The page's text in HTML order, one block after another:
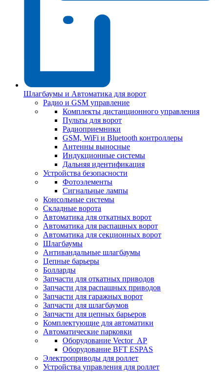
Шлагбаумы и Автоматика для ворот
Радио и GSM управление
Комплекты дистанционного управления
Пульты для ворот
Радиоприемники
GSM, WiFi и Bluetooth контроллеры
Антенны выносные
Индукционные системы
Дальняя идентификация
Устройства безопасности
Фотоэлементы
Сигнальные лампы
Консольные системы
Складные ворота
Автоматика для откатных ворот
Автоматика для распашных ворот
Автоматика для секционных ворот
Шлагбаумы
Антивандальные шлагбаумы
Цепные барьеры
Болларды
Запчасти для откатных приводов
Запчасти для распашных приводов
Запчасти для гаражных ворот
Запчасти для шлагбаумов
Запчасти для цепных барьеров
Комплектующие для автоматики
Автоматические парковки
Оборудование Vector_AP
Оборудование BFT ESPAS
Электроприводы для роллет
Устройства управления для роллет